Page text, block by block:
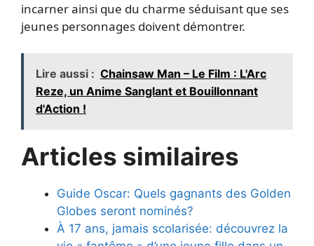
incarner ainsi que du charme séduisant que ses
jeunes personnages doivent démontrer.
Lire aussi : Chainsaw Man – Le Film : L'Arc
Reze, un Anime Sanglant et Bouillonnant
d'Action !
Articles similaires
Guide Oscar: Quels gagnants des Golden
Globes seront nominés?
À 17 ans, jamais scolarisée: découvrez la